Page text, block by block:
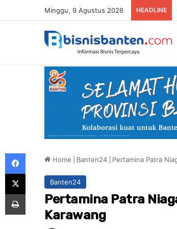
Minggu, 9 Agustus 2026 HEADLINE
Home Banten24 Pertamina Patra
Banten24
Pertamina Patra
Karawang